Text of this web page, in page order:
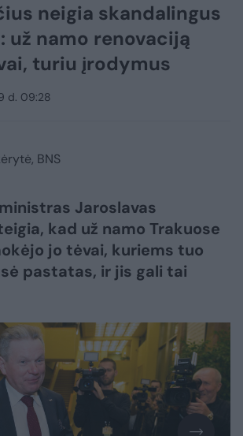
neigia skandalingus
už namo renovaciją
turiu įrodymus
d. 09:28
BNS
Jaroslavas
kad už namo Trakuose
jo tėvai, kuriems tuo
pastatas, ir jis gali tai